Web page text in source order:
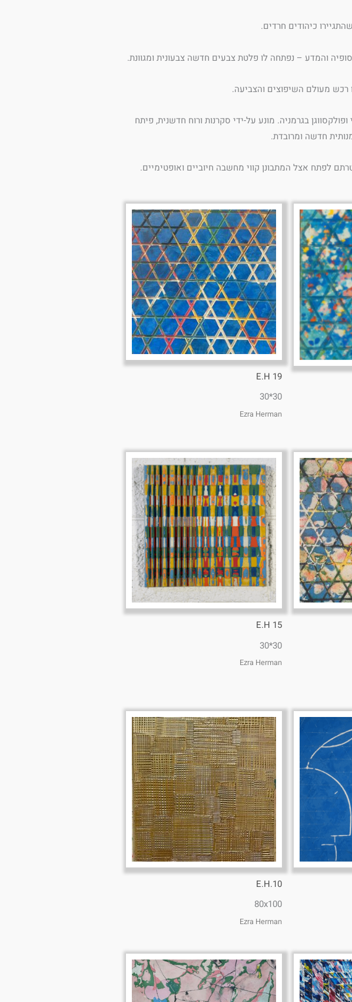
והמדע – נפתחה לו פלטת צבעים חדשה צבעונית ומגוונת.
רכש מעולם השיפוצים והצביעה.
בגרמניה. מונע על-ידי סקרנות ורוח חדשנית, פיתח
חדשה ומרובדת.
לפתח אצל המתבונן קווי מחשבה חיוביים ואופטימיים.
E.H 19
30*30
Ezra Herman
E.H 15
30*30
Ezra Herman
E.H.10
80x100
Ezra Herman